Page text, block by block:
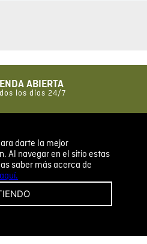
darte la mejor
Al navegar en el sitio estas
saber más acerca de
de 1 a 5 estrellas
ABIERTA
los días 24/7
Y HAZ PARTE DE CHEVIGNON
COMUNIDAD CH. DESCUBRE
QUE TENEMOS PARA TI.